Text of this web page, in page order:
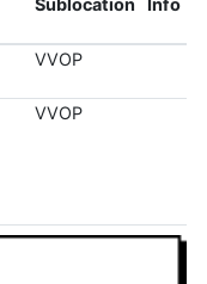
Sublocation Info
VVOP
VVOP